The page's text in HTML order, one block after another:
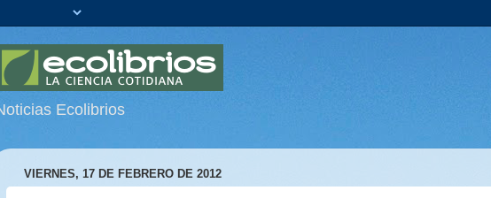
Ecolibrios
VIERNES, 17 DE FEBRERO DE 2012